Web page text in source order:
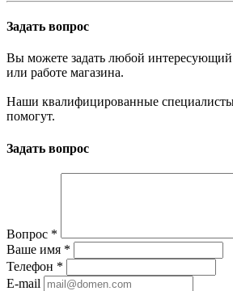
Задать вопрос
Вы можете задать любой интересующий
или работе магазина.
Наши квалифицированные специалисты
помогут.
Задать вопрос
Вопрос *
Ваше имя *
Телефон *
E-mail